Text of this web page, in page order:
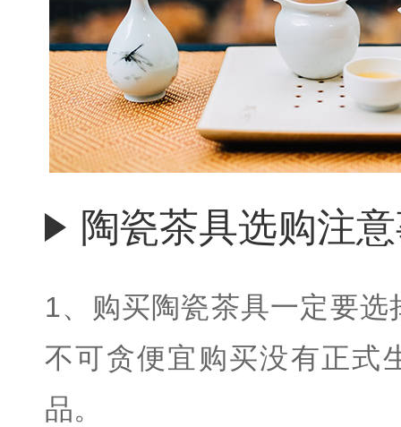
陶瓷茶具选购注
1、购买陶瓷茶具一定要选
不可贪便宜购买没有正式
品。